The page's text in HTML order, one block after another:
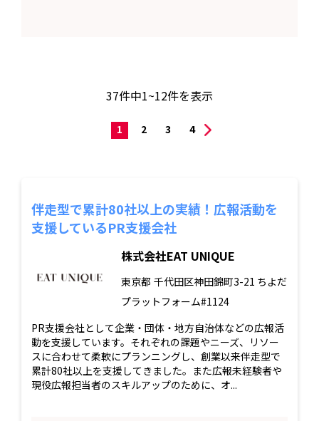
37件中1~12件を表示
1 2 3 4
伴走型で累計80社以上の実績！広報活動を
支援しているPR支援会社
株式会社EAT UNIQUE
東京都 千代田区神田錦町3-21 ちよだ
プラットフォーム#1124
PR支援会社として企業・団体・地方自治体などの広報活
動を支援しています。それぞれの課題やニーズ、リソー
スに合わせて柔軟にプランニングし、創業以来伴走型で
累計80社以上を支援してきました。また広報未経験者や
現役広報担当者のスキルアップのために、オ...